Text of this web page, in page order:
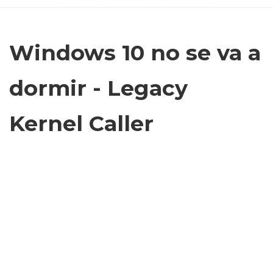
Windows 10 no se va a
dormir - Legacy
Kernel Caller